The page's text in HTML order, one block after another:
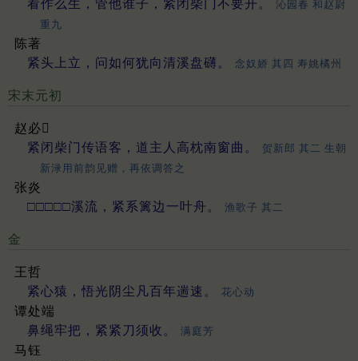
看作么生，管他谁子，紧闭柴门不要开。
沁园春 和赵尉
重九
陈著
紧头上立，问如何犹向清溪盘礴。
念奴娇 其四 寿姚橘州
宋末元初
赵必𤩪
紧闭柴门传语客，道主人高枕南窗曲。
贺新郎 其二 生朝
新渌用前韵见赠，再依调答之
张炎
□□□□□溪流，紧系篱边一叶舟。
渔歌子 其二
金
王哲
紧心猿，悟光阴尘凡百年遄速。
花心动
谭处端
鼻绳牢把，紧紧刀须收。
满庭芳
马钰